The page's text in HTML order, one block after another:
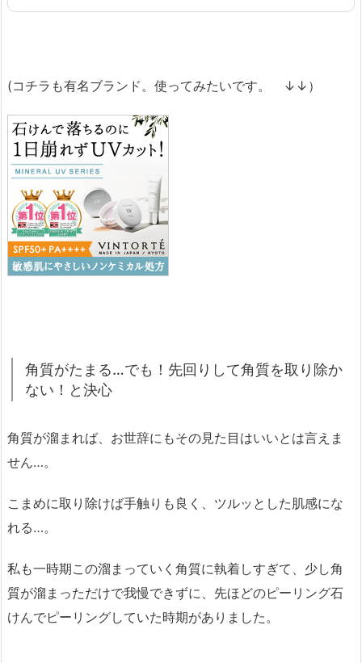
(コチラも有名ブランド。使ってみたいです。 ↓↓）
角質がたまる…でも！先回りして角質を取り除か
ない！と決心
角質が溜まれば、お世辞にもその見た目はいいとは言えま
せん…。
こまめに取り除けば手触りも良く、ツルッとした肌感にな
れる…。
私も一時期この溜まっていく角質に執着しすぎて、少し角
質が溜まっただけで我慢できずに、先ほどのピーリング石
けんでピーリングしていた時期がありました。